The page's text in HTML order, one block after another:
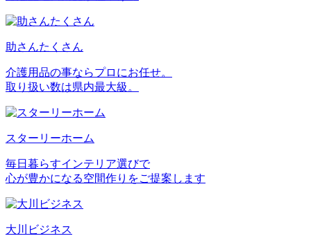
助さんたくさん
介護用品の事ならプロにお任せ。
取り扱い数は県内最大級。
スターリーホーム
毎日暮らすインテリア選びで
心が豊かになる空間作りをご提案します
大川ビジネス